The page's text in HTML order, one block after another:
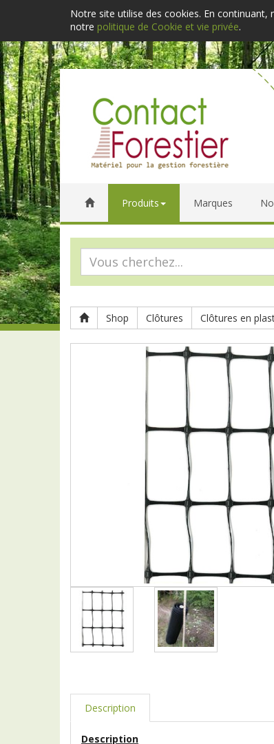
Notre site utilise des cookies. En
notre politique de Cookie et vie privée.
Produits Marques
Shop Clôtures Clôtures en
Description
Description